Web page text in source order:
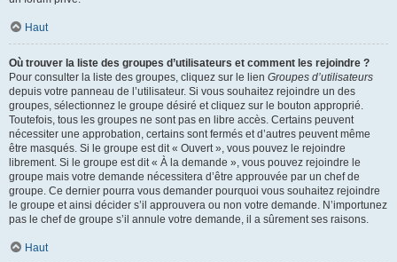
Haut
Où trouver la liste des groupes d’utilisateurs et comment les rejoindre ?
Pour consulter la liste des groupes, cliquez sur le lien Groupes d’utilisateurs
depuis votre panneau de l’utilisateur. Si vous souhaitez rejoindre un des
groupes, sélectionnez le groupe désiré et cliquez sur le bouton approprié.
Toutefois, tous les groupes ne sont pas en libre accès. Certains peuvent
nécessiter une approbation, certains sont fermés et d’autres peuvent même
être masqués. Si le groupe est dit « Ouvert », vous pouvez le rejoindre
librement. Si le groupe est dit « À la demande », vous pouvez rejoindre le
groupe mais votre demande nécessitera d’être approuvée par un chef de
groupe. Ce dernier pourra vous demander pourquoi vous souhaitez rejoindre
le groupe et ainsi décider s’il approuvera ou non votre demande. N’importunez
pas le chef de groupe s’il annule votre demande, il a sûrement ses raisons.
Haut